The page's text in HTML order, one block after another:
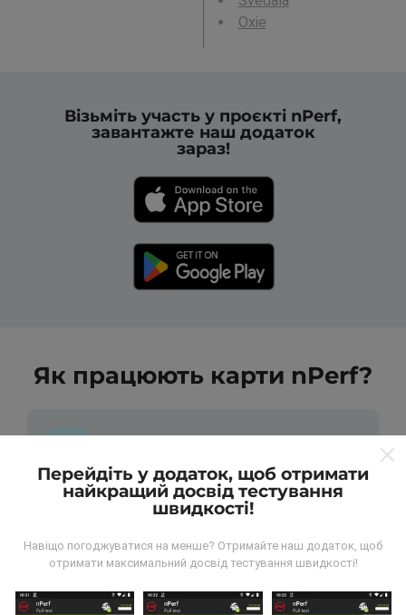
Oxie
Візьміть участь у проєкті nPerf,
завантажте наш додаток
зараз!
Як працюють карти nPerf?
Звідки беруться дані?
Дані збираються з тестів, проведених
користувачами програми nPerf. Це випробування,
польових умовах. Якщо ви теж хочете долучитися,
Перейдіть у додаток, щоб отримати
найкращий досвід тестування
швидкості!
Навіщо погоджуватися на менше? Отримайте наш додаток, щоб
отримати максимальний досвід тестування швидкості!